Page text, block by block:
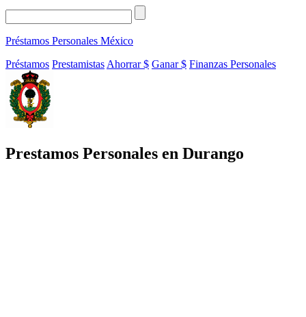
Préstamos Personales México
Préstamos Prestamistas Ahorrar $ Ganar $ Finanzas Personales
Prestamos Personales en Durango